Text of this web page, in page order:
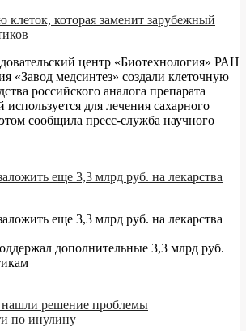
которая заменит зарубежный
центр «Биотехнология» РАН
«Завод медсинтез» создали клеточную
российского аналога препарата
используется для лечения сахарного
сообщила пресс-служба научного
еще 3,3 млрд руб. на лекарства
еще 3,3 млрд руб. на лекарства
дополнительные 3,3 млрд руб.
нашли решение проблемы
по инулину